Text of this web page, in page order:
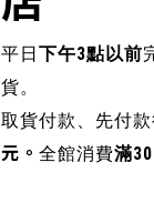
平日下午3點以前
貨。
取貨付款、先付款
元。 全館消費滿